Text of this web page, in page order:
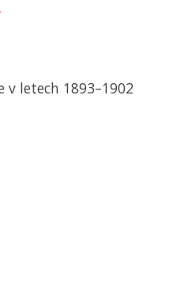
v letech 1893–1902